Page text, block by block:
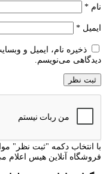
نام *
ایمیل *
ذخیره نام، ایمیل و
دیدگاهی می‌نویسم.
با انتخاب دکمه "ثبت نظر"
فروشگاه آنلاین هیس اعلام